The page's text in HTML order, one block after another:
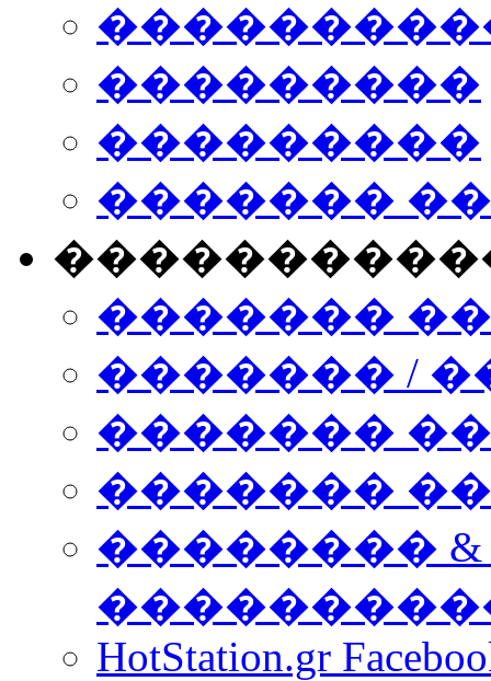
���������
���������
�������
�������
������� /
�������
������� ���
��������
HotStation.gr